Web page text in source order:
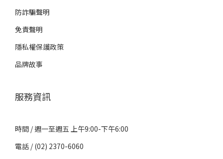
防詐騙聲明
免責聲明
隱私權保護政策
品牌故事
服務資訊
時間 / 週一至週五 上午9:00-下午6:00
電話 / (02) 2370-6060